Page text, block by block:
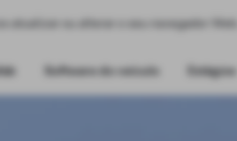
atualizar ou alterar o seu navegador Web.
Software do veículo Estágios